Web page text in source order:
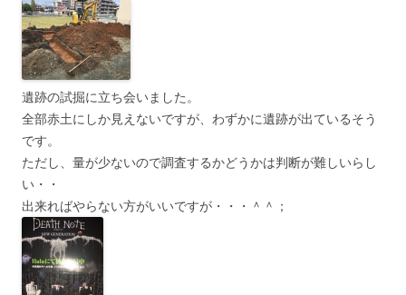
遺跡の試掘に立ち会いました。
全部赤土にしか見えないですが、わずかに遺跡が出ているそう
です。
ただし、量が少ないので調査するかどうかは判断が難しいらし
い・・
出来ればやらない方がいいですが・・・＾＾；